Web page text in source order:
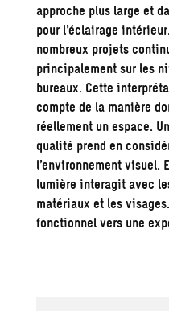
approche plus large et
pour l’éclairage
nombreux projets
principalement sur les
bureaux. Cette
compte de la manière
réellement un espace.
qualité prend en
l’environnement visuel.
lumière interagit avec
matériaux et les
fonctionnel vers une